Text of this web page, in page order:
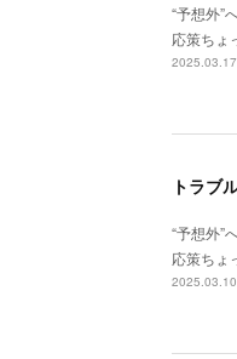
“予想外”
応策ちょ
トラブ
“予想外”
応策ちょ